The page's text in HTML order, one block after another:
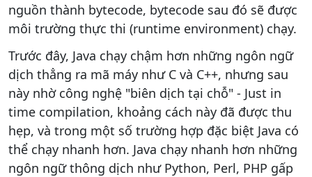
nguồn thành bytecode, bytecode sau đó sẽ được
môi trường thực thi (runtime environment) chạy.
Trước đây, Java chạy chậm hơn những ngôn ngữ
dịch thẳng ra mã máy như C và C++, nhưng sau
này nhờ công nghệ "biên dịch tại chỗ" - Just in
time compilation, khoảng cách này đã được thu
hẹp, và trong một số trường hợp đặc biệt Java có
thể chạy nhanh hơn. Java chạy nhanh hơn những
ngôn ngữ thông dịch như Python, Perl, PHP gấp